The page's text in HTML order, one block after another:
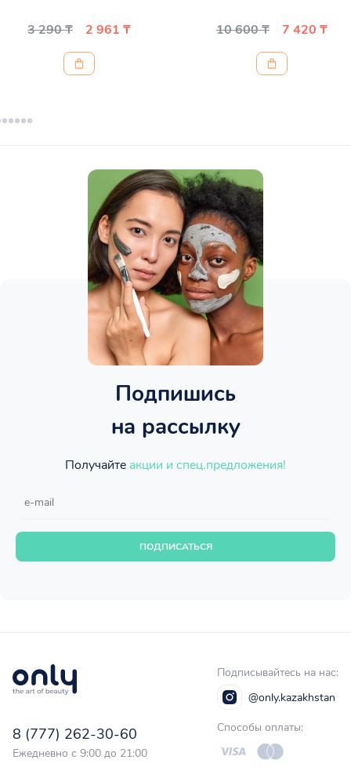
3 290 ₸ 2 961 ₸ 10 600 ₸ 7 420 ₸
Подпишись
на рассылку
Получайте акции и спец.предложения!
ПОДПИСАТЬСЯ
8 (777) 262-30-60
Ежедневно с 9:00 до 21:00
Подписывайтесь на нас:
@only.kazakhstan
Способы оплаты: